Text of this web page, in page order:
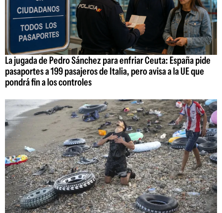
La jugada de Pedro Sánchez para enfriar Ceuta: España pide
pasaportes a 199 pasajeros de Italia, pero avisa a la UE que
pondrá fin a los controles